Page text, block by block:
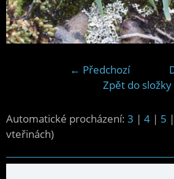
← Předchozí
Zpět do složky
Automatické procházení: 3 | 4 | 5 |
vteřinách)